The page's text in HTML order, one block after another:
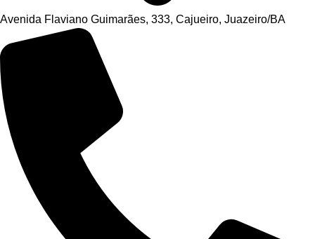
Avenida Flaviano Guimarães, 333, Cajueiro, Juazeiro/BA